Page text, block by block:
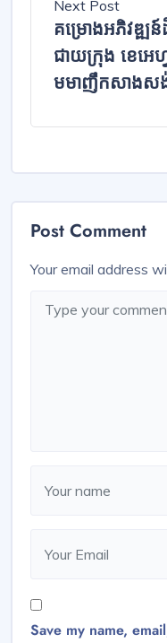
Next Post
គម្រោងអភិវឌ្ឍ
ជាយក្រុង ខេអ
មមាញឹកសាងសង់ហ
Post Comment
Your email address
Save my name,